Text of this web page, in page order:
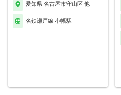
愛知県 名古屋市守山区 他
名鉄瀬戸線 小幡駅